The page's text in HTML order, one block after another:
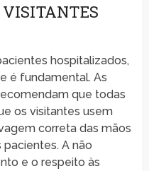
VISITANTES
hospitalizados,
é fundamental. As
que todas
os visitantes usem
correta das mãos
A não
e o respeito às